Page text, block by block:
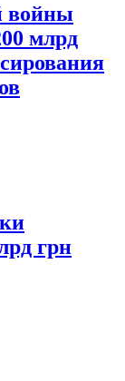
войны
млрд
грн